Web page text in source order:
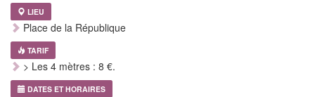
LIEU
Place de la République
TARIF
> Les 4 mètres : 8 €.
DATES ET HORAIRES